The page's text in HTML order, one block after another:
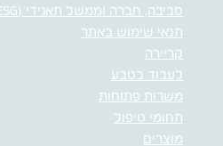
סביבה, חברה וממשל תאגידי (ESG)
תנאי שימוש באתר
קריירה
לעבוד בטבע
משרות פתוחות
תחומי טיפול
מוצרים